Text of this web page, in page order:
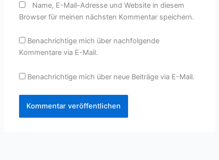
Name, E-Mail-Adresse und Website in diesem
Browser für meinen nächsten Kommentar speichern.
Benachrichtige mich über nachfolgende
Kommentare via E-Mail.
Benachrichtige mich über neue Beiträge via E-Mail.